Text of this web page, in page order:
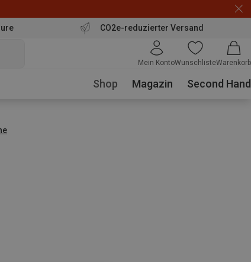
CO2e-reduzierter Versand
Mein KontoWunschlisteWarenkorb
Shop Magazin Second Hand